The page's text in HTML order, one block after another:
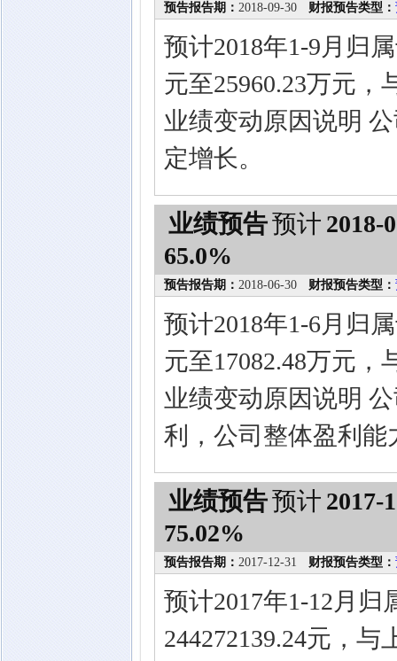
预告报告期： 2018-09-30 财报预告类型：
预计2018年1-9月归
元至25960.23万元，
业绩变动原因说明
定增长。
业绩预告预计 2018-
65.0%
预告报告期： 2018-06-30 财报预告类型：
预计2018年1-6月归
元至17082.48万元，
业绩变动原因说明
利，公司整体盈利
业绩预告预计 2017-
75.02%
预告报告期： 2017-12-31 财报预告类型：
预计2017年1-12月
244272139.24元，